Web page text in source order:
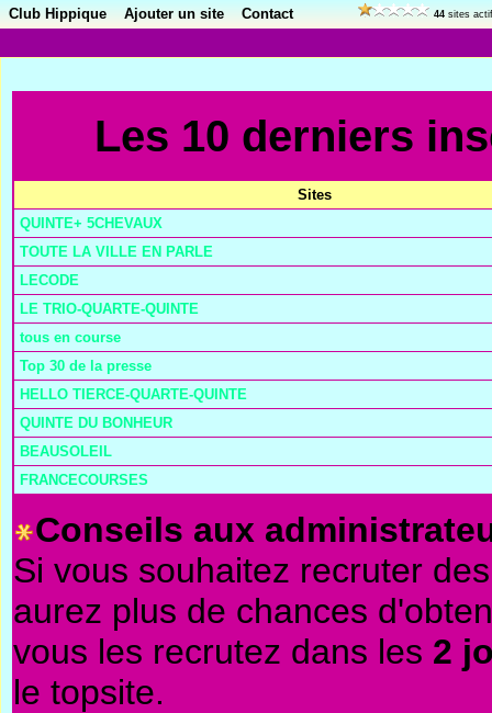
Club Hippique Ajouter un site Contact 44 sites
Les 10 derniers
Sites
QUINTE+ 5CHEVAUX
TOUTE LA VILLE EN PARLE
LECODE
LE TRIO-QUARTE-QUINTE
tous en course
Top 30 de la presse
HELLO TIERCE-QUARTE-QUINTE
QUINTE DU BONHEUR
BEAUSOLEIL
FRANCECOURSES
Conseils aux
Si vous souhaitez recruter
aurez plus de chances
vous les recrutez dans les 2
le topsite.